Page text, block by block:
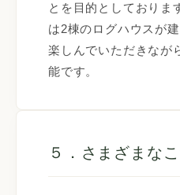
とを目的としておりま
は2棟のログハウスが
楽しんでいただきなが
能です。
５．さまざまな